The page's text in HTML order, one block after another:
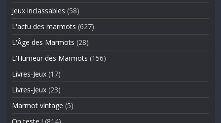
Jeux inclassables (58)
L'actu des marmots (627)
L'Âge des Marmots (28)
L'Humeur des Marmots (156)
Livres-Jeux (17)
Livres-Jeux (23)
Marmot vintage (5)